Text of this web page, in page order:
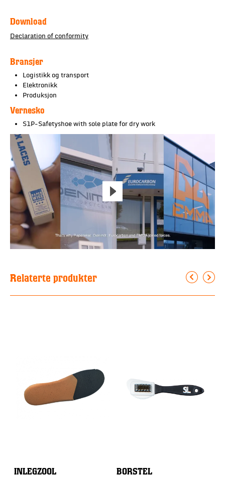
Download
Declaration of conformity
Bransjer
Logistikk og transport
Elektronikk
Produksjon
Vernesko
S1P-Safetyshoe with sole plate for dry work
Relaterte produkter
INLEGZOOL BORSTEL